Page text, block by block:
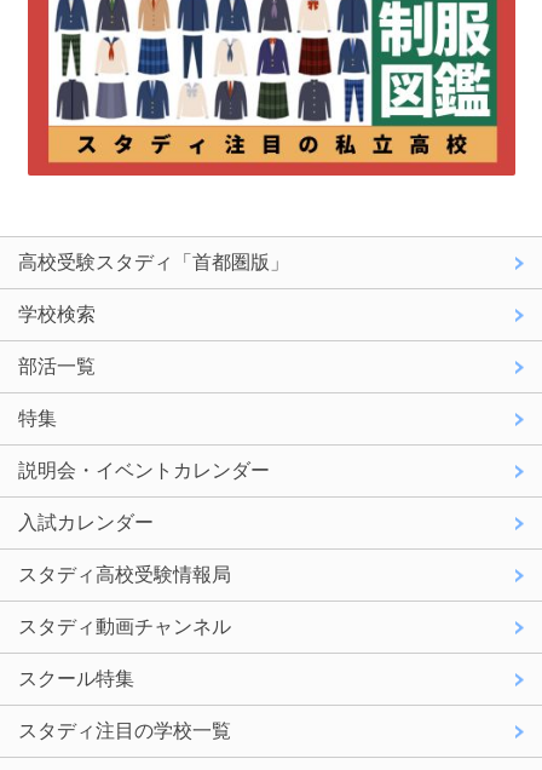
高校受験スタディ「首都圏版」
学校検索
部活一覧
特集
説明会・イベントカレンダー
入試カレンダー
スタディ高校受験情報局
スタディ動画チャンネル
スクール特集
スタディ注目の学校一覧